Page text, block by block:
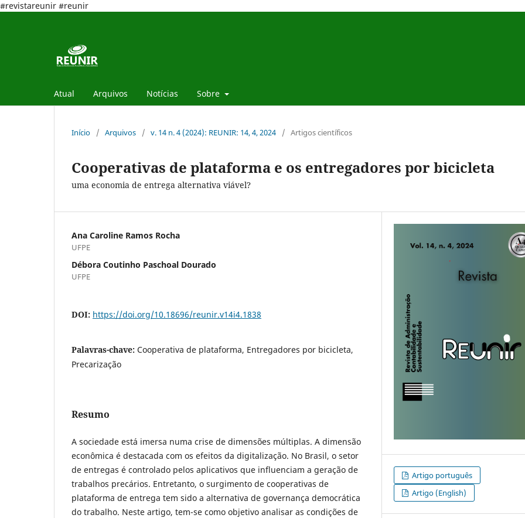
#revistareunir #reunir
Atual Arquivos Notícias Sobre
Início / Arquivos / v. 14 n. 4 (2024): REUNIR: 14, 4, 2024 / Artigos científicos
Cooperativas de plataforma e os entregadores por bicicleta
uma economia de entrega alternativa viável?
Ana Caroline Ramos Rocha
UFPE
Débora Coutinho Paschoal Dourado
UFPE
DOI: https://doi.org/10.18696/reunir.v14i4.1838
Palavras-chave: Cooperativa de plataforma, Entregadores por bicicleta,
Precarização
Resumo
A sociedade está imersa numa crise de dimensões múltiplas. A dimensão
econômica é destacada com os efeitos da digitalização. No Brasil, o setor
de entregas é controlado pelos aplicativos que influenciam a geração de
trabalhos precários. Entretanto, o surgimento de cooperativas de
plataforma de entrega tem sido a alternativa de governança democrática
do trabalho. Neste artigo, tem-se como objetivo analisar as condições de
Artigo português
Artigo (English)